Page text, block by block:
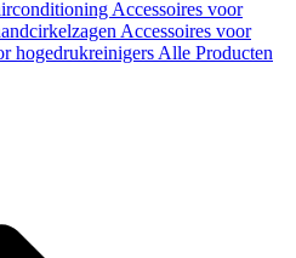
Accessoires voor
Accessoires voor
hogedrukreinigers Alle Producten